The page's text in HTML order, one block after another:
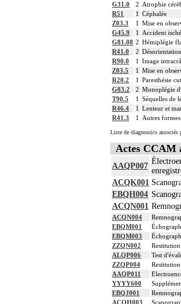
G31.0
2 Atrophie
R51
1 Céphalée
Z03.3
1 Mise en
G45.9
1
Accident
G81.08 2 Hémiplégie
R41.0
2
R90.0
1 Image
Z03.5
1 Mise en
R20.2
1 Paresthésie
G83.2
2 Monoplégie
T90.5
1 Séquelles de
R46.4
1 Lenteur et
R41.3
1 Autres
Liste de diagnostics
Actes CCAM
AAQP007
ACQK001
EBQH004
ACQN001
ACQN004
EBQM001
EBQM003
ZZQN002
ALQP006
Test
ZZQP004
AAQP011
YYYY600
EBQJ001
ACQH003